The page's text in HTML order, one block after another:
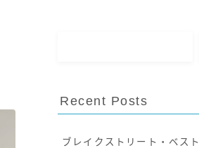
Recent Posts
ブレイクストリート・ベスト